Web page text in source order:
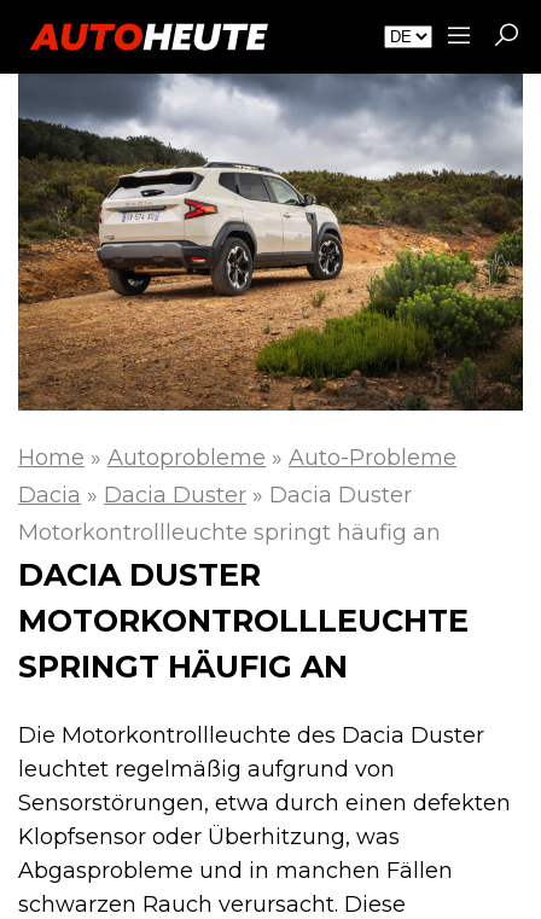
Home » Autoprobleme » Auto-Probleme
Dacia » Dacia Duster » Dacia Duster
Motorkontrollleuchte springt häufig an
DACIA DUSTER
MOTORKONTROLLLEUCHTE
SPRINGT HÄUFIG AN
Die Motorkontrollleuchte des Dacia Duster
leuchtet regelmäßig aufgrund von
Sensorstörungen, etwa durch einen defekten
Klopfsensor oder Überhitzung, was
Abgasprobleme und in manchen Fällen
schwarzen Rauch verursacht. Diese